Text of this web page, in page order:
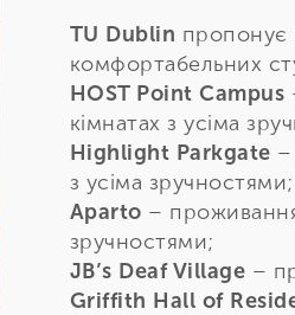
TU Dublin пропонує
комфортабельних
HOST Point Campus
кімнатах з усіма
Highlight Parkgate
з усіма зручностями;
Aparto –
зручностями;
JB’s Deaf Village –
Griffith Hall of